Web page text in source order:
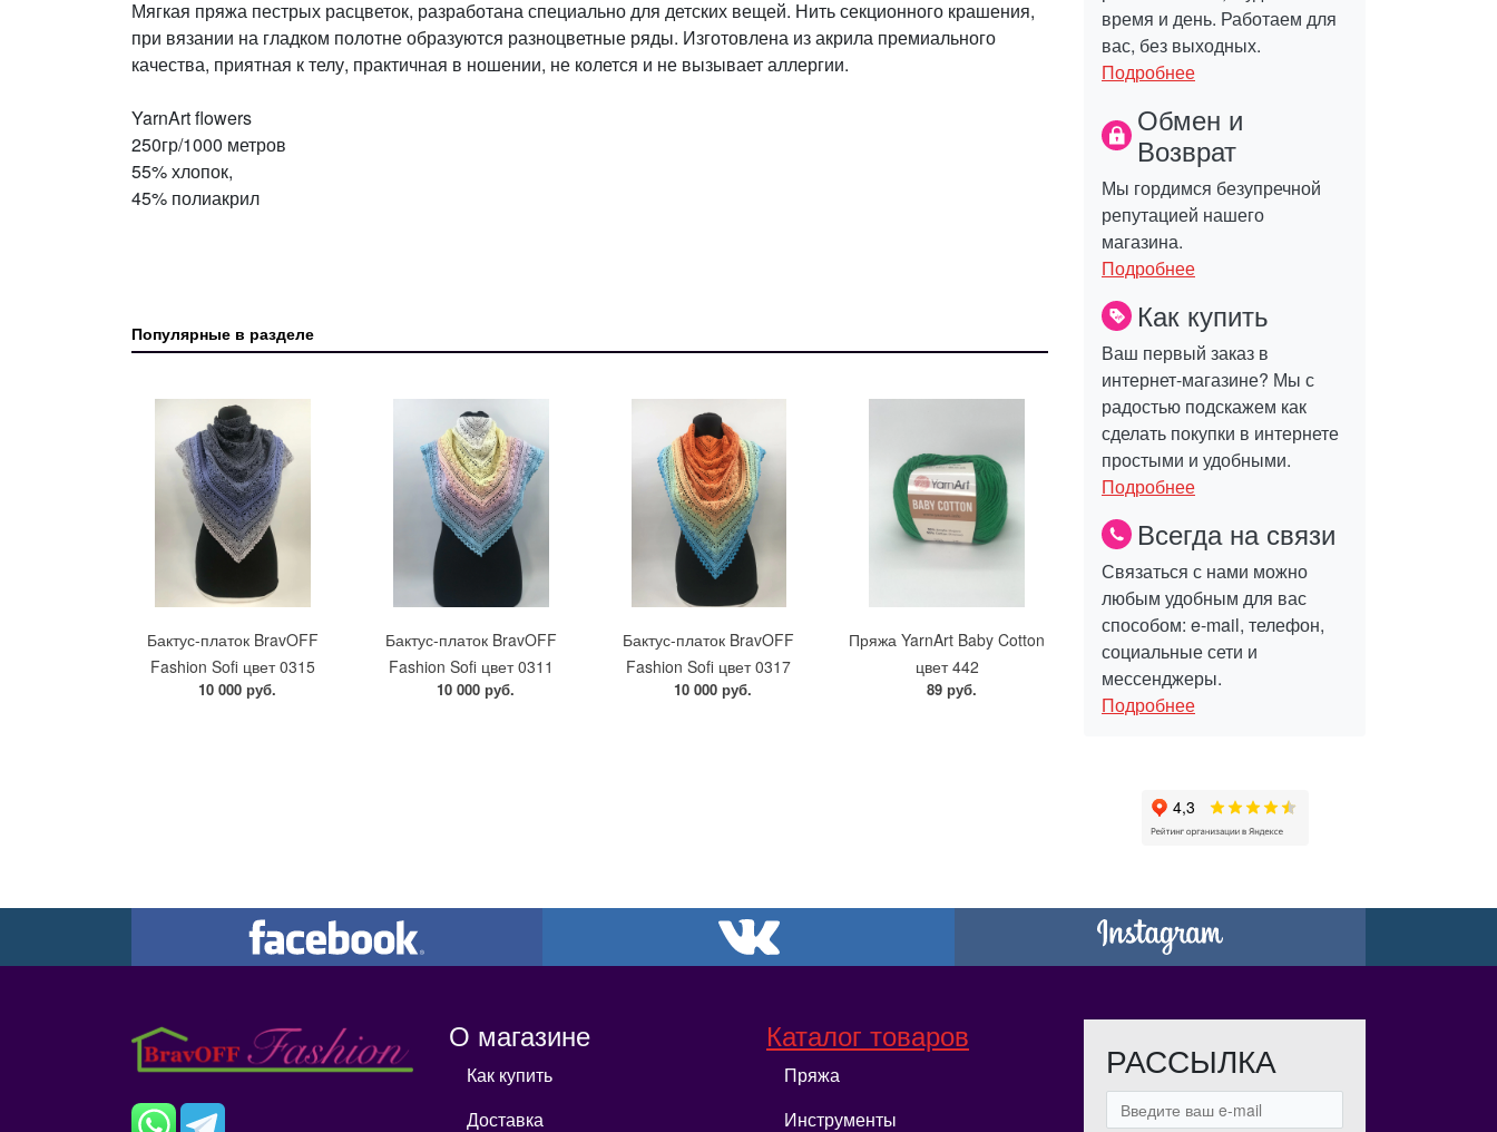
Мягкая пряжа пестрых расцветок, разработана специально для детских вещей. Нить секционного крашения,
при вязании на гладком полотне образуются разноцветные ряды. Изготовлена из акрила премиального
качества, приятная к телу, практичная в ношении, не колется и не вызывает аллергии.
YarnArt flowers
250гр/1000 метров
55% хлопок,
45% полиакрил
Популярные в разделе
Бактус-платок BravOFF
Fashion Sofi цвет 0315
10 000 руб.
Бактус-платок BravOFF
Fashion Sofi цвет 0311
10 000 руб.
Бактус-платок BravOFF
Fashion Sofi цвет 0317
10 000 руб.
Пряжа YarnArt Baby Cotton
цвет 442
89 руб.
время и день. Работаем для
вас, без выходных.
Подробнее
Обмен и
Возврат
Мы гордимся безупречной
репутацией нашего
магазина.
Подробнее
Как купить
Ваш первый заказ в
интернет-магазине? Мы с
радостью подскажем как
сделать покупки в интернете
простыми и удобными.
Подробнее
Всегда на связи
Связаться с нами можно
любым удобным для вас
способом: e-mail, телефон,
социальные сети и
мессенджеры.
Подробнее
О магазине
Как купить
Доставка
Каталог товаров
Пряжа
Инструменты
РАССЫЛКА